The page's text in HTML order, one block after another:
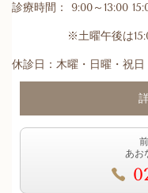
診療時間： 9:00～13:00
※土曜午後は15:00～
休診日：木曜・日曜・祝日
あお